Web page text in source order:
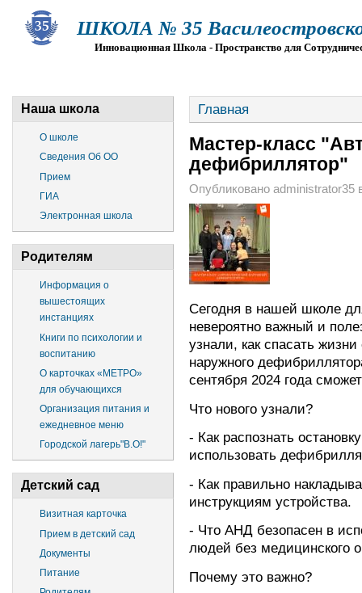
ШКОЛА № 35
Инновационная Школа - Пространство для
Наша школа
О школе
Сведения Об ОО
Прием
ГИА
Электронная школа
Родителям
Информация о
вышестоящих
инстанциях
Книги по психологии и
воспитанию
О карточках «МЕТРО»
для обучающихся
Организация питания и
ежедневное меню
Городской лагерь"В.О!"
Детский сад
Визитная карточка
Прием в детский сад
Документы
Питание
Главная
Мастер-класс
дефибриллятор"
Опубликовано administrator35
Сегодня в нашей школе
невероятно важный и
узнали, как спасать
наружного
сентября 2024 года
Что нового узнали?
- Как распознать
использовать
- Как правильно
инструкциям устройства.
- Что АНД безопасен в
людей без медицинского
Почему это важно?